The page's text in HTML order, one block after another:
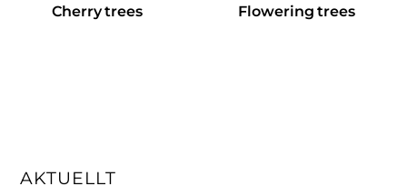
Cherry trees Flowering trees
AKTUELLT